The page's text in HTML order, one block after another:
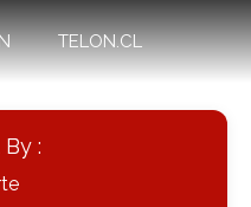
TELON.CL
: